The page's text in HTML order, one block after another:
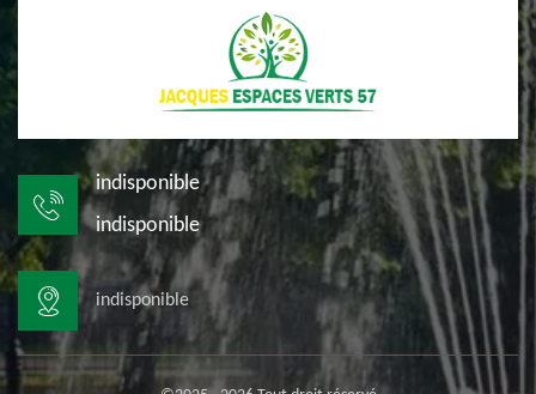
indisponible
indisponible
indisponible